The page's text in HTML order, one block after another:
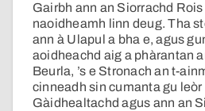
Gairbh ann an Siorrachd
naoidheamh linn deug. Tha
ann à Ulapul a bha e, agus
aoidheachd aig a phàrantan
Beurla, ’s e Stronach an t-
cinneadh sin cumanta gu leòr
Gàidhealtachd agus ann an